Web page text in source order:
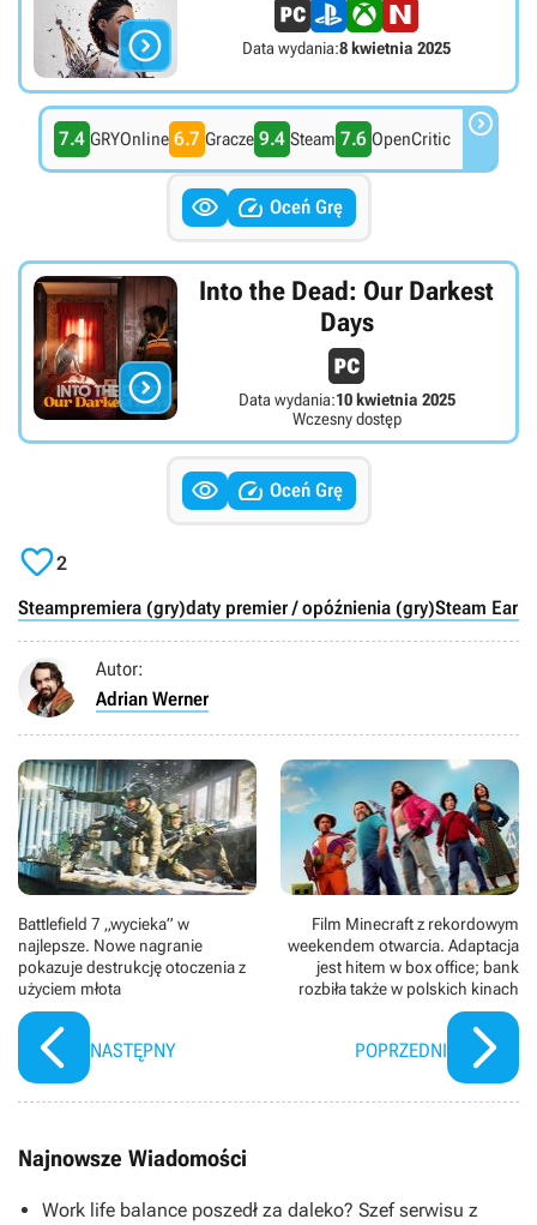
 Data wydania:8 kwietnia 2025
7.4 GRYOnline 6.7 Gracze 9.4 Steam 7.6 OpenCritic 
  Oceń Grę

Into the Dead: Our Darkest
Days
Data wydania:10 kwietnia 2025
Wczesny dostęp
  Oceń Grę
2
Steampremiera (gry)daty premier / opóźnienia (gry)Steam
Autor:
Adrian Werner
Battlefield 7 „wycieka” w
najlepsze. Nowe nagranie
pokazuje destrukcję otoczenia z
użyciem młota
NASTĘPNY
Film Minecraft z rekordowym
weekendem otwarcia. Adaptacja
jest hitem w box office; bank
rozbiła także w polskich kinach
POPRZEDNI
Najnowsze Wiadomości
Work life balance poszedł za daleko? Szef serwisu z